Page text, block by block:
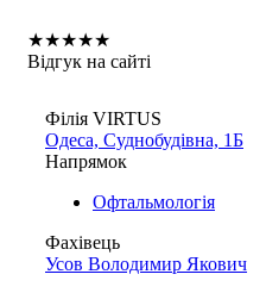
★★★★★
Відгук на сайті
Філія VIRTUS
Одеса, Суднобудівна, 1Б
Напрямок
Офтальмологія
Фахівець
Усов Володимир Якович